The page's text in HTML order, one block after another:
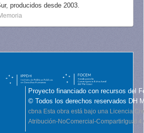
producidos desde 2003.
Proyecto financiado con recursos del
© Todos los derechos reservados DH
cbna Esta obra está bajo una Licencia
Atribución-NoComercial-CompartirIgual